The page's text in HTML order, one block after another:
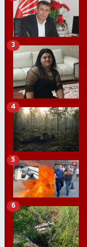
3
4
5
6